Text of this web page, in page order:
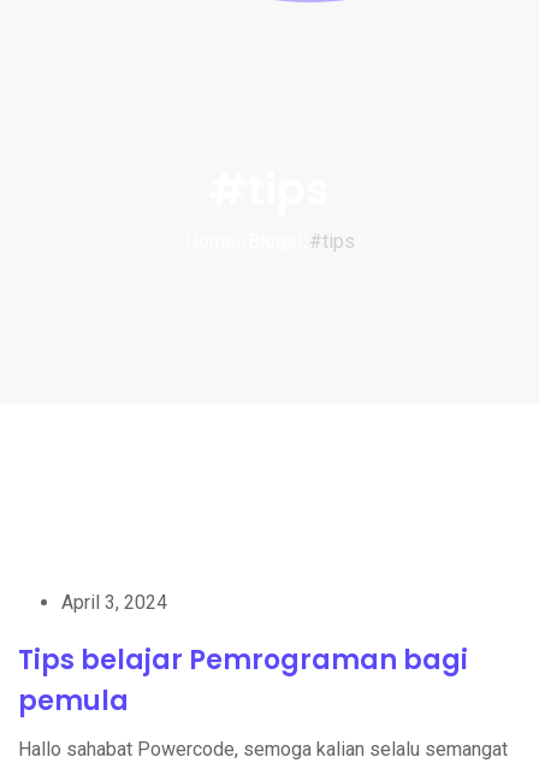
#tips
April 3, 2024
Tips belajar Pemrograman bagi
pemula
Hallo sahabat Powercode, semoga kalian selalu semangat